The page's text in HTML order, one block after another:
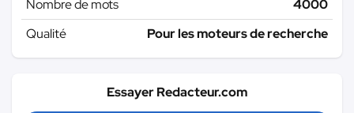
Nombre de mots
4000
Qualité
Pour les moteurs de recherche
Essayer Redacteur.com